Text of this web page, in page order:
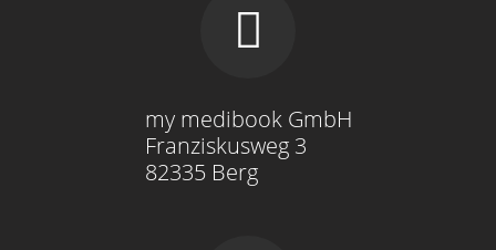
my medibook GmbH
Franziskusweg 3
82335 Berg